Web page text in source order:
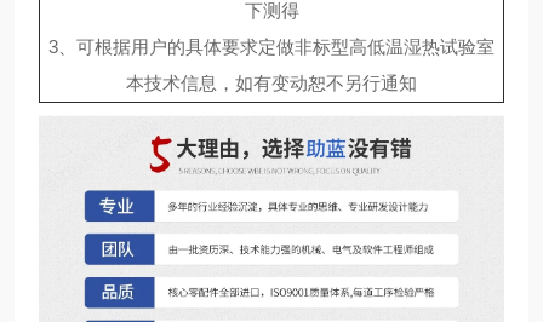
下测得
3、可根据用户的具体要求定做非标型高低温湿热试验室
本技术信息，如有变动恕不另行通知